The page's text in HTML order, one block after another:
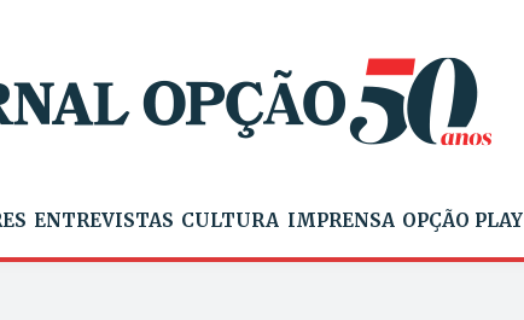
ENTREVISTAS CULTURA IMPRENSA OPÇÃO PLAY